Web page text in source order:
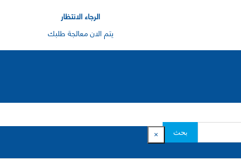
الرجاء الانتظار
يتم الان معالجة طلبك
بحث ×